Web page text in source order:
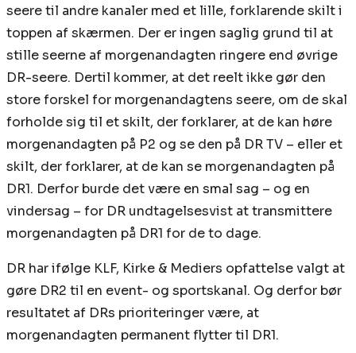
seere til andre kanaler med et lille, forklarende skilt i
toppen af skærmen. Der er ingen saglig grund til at
stille seerne af morgenandagten ringere end øvrige
DR-seere. Dertil kommer, at det reelt ikke gør den
store forskel for morgenandagtens seere, om de skal
forholde sig til et skilt, der forklarer, at de kan høre
morgenandagten på P2 og se den på DR TV – eller et
skilt, der forklarer, at de kan se morgenandagten på
DR1. Derfor burde det være en smal sag – og en
vindersag – for DR undtagelsesvist at transmittere
morgenandagten på DR1 for de to dage.
DR har ifølge KLF, Kirke & Mediers opfattelse valgt at
gøre DR2 til en event- og sportskanal. Og derfor bør
resultatet af DRs prioriteringer være, at
morgenandagten permanent flytter til DR1.